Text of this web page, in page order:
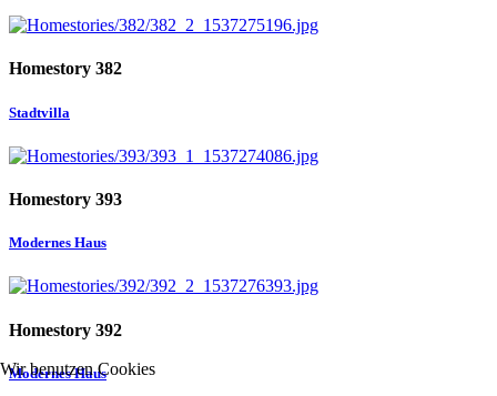
Homestory 382
Stadtvilla
Homestory 393
Modernes Haus
Homestory 392
Modernes Haus
Wir benutzen Cookies